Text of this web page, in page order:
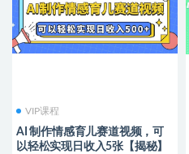
VIP课程
AI 制作情感育儿赛道视频，可
以轻松实现日收入5张【揭秘】